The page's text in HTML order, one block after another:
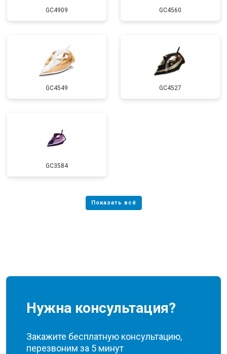
GC4909 GC4560
GC4549 GC4527
GC3584
Нужна консультация?
Закажите бесплатную консультацию,
перезвоним за 5 минут